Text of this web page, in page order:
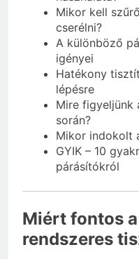
Mikor kell
cserélni?
A különböző
igényei
Hatékony
lépésre
Mire figyeljünk
során?
Mikor indokolt
GYIK – 10
párásítókról
Miért fontos
rendszeres